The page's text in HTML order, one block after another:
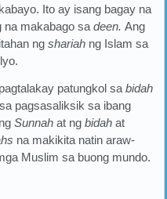
Ito ay isang bagay na
na makabago sa deen. Ang
ng shariah ng Islam sa
patungkol sabidah
pagsasaliksik sa ibang
Sunnah at ng bidah at
na makikita natin araw-
Muslim sa buong mundo.